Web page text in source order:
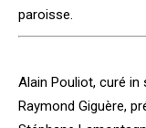
paroisse.
Alain Pouliot, curé in
Raymond Giguère,